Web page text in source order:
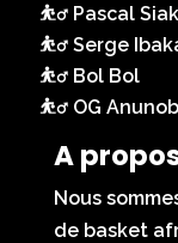
Pascal
Serge
Bol Bol
OG
A
Nous
de basket